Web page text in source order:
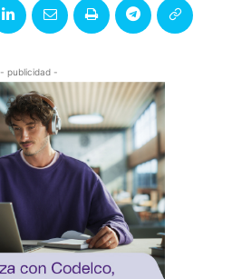
- publicidad -